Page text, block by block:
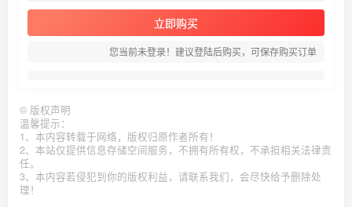
立即购买
您当前未登录！建议登陆后购买，可保存购买订单
© 版权声明
温馨提示：
1、本内容转载于网络，版权归原作者所有！
2、本站仅提供信息存储空间服务，不拥有所有权，不承担相关法律责
任。
3、本内容若侵犯到你的版权利益，请联系我们，会尽快给予删除处
理！